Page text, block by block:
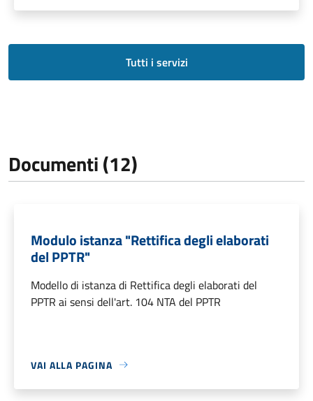
Tutti i servizi
Documenti (12)
Modulo istanza "Rettifica degli elaborati
del PPTR"
Modello di istanza di Rettifica degli elaborati del
PPTR ai sensi dell'art. 104 NTA del PPTR
VAI ALLA PAGINA